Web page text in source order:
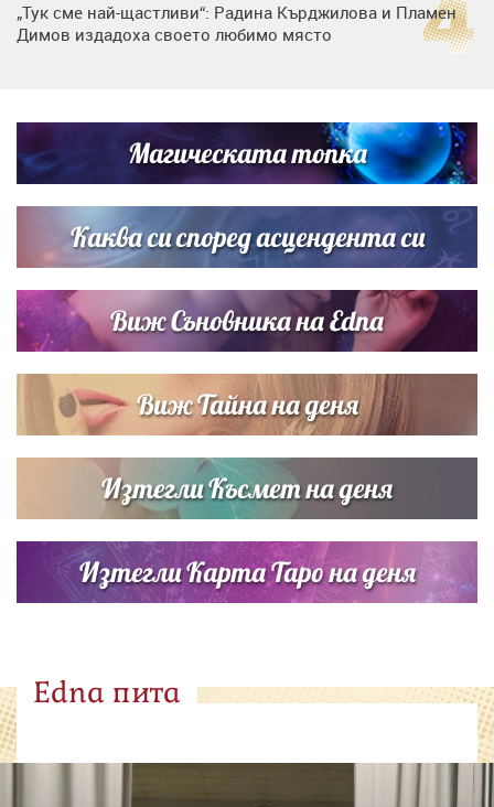
„Тук сме най-щастливи“: Радина Кърджилова и Пламен
Димов издадоха своето любимо място
Братя Аргирови я изненадаха с песен
Магическата топка
Каква си според асцендента си
Виж Съновника на Edna
Виж Тайна на деня
Изтегли Късмет на деня
Изтегли Карта Таро на деня
Edna пита